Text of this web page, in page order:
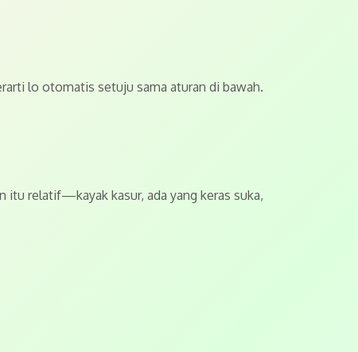
lo otomatis setuju sama aturan di bawah.
itu relatif—kayak kasur, ada yang keras suka,